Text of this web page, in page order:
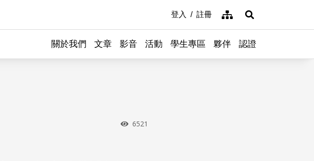
登入 註冊 網站導覽展開搜尋
關於我們 文章 影音 活動 學生專區 夥伴 認證
瀏覽次數
6521